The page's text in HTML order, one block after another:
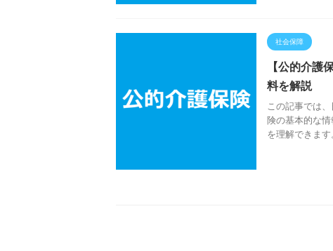
社会保障
【公的介護
料を解説
この記事では
険の基本的な
を理解できま